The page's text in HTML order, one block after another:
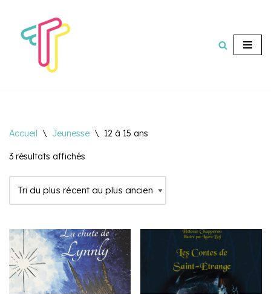
Aller
contenu
Accueil \ Jeunesse \ 12 à 15 ans
3 résultats affichés